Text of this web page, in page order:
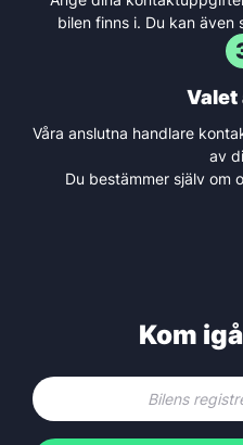
bilen finns i. Du kan
Valet
Våra anslutna handlare
av
Du bestämmer själv om
Kom